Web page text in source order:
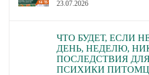
23.07.2026
ЧТО БУДЕТ, ЕСЛИ
ДЕНЬ, НЕДЕЛЮ,
ПОСЛЕДСТВИЯ
ПСИХИКИ